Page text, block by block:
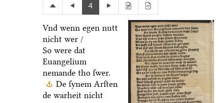
4
Vnd wenn egen nutt
nicht wer /
So were dat
Euangelium
nemande tho ſwer.
De ſynem Arſten
de warheit nicht